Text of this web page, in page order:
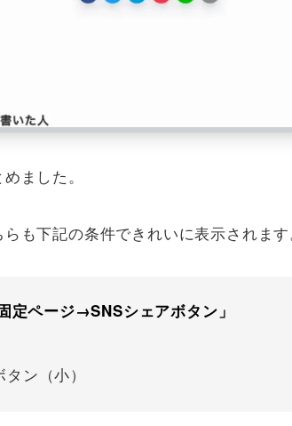
ました。
も下記の条件できれいに表示されま
定ページ→SNSシェアボタン」
ン（小）